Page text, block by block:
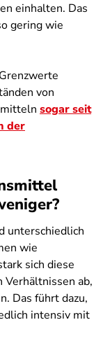
einhalten. Das
gering wie
von
sogar seit
der
unterschiedlich
wie
sich diese
Verhältnissen ab,
Das führt dazu,
intensiv mit